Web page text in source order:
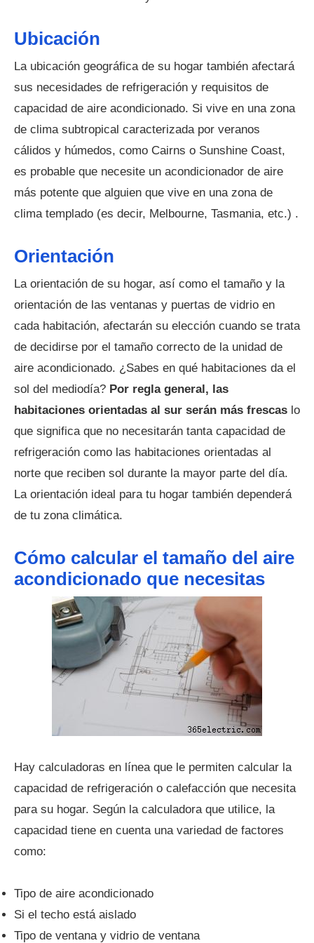
Ubicación
La ubicación geográfica de su hogar también afectará
sus necesidades de refrigeración y requisitos de
capacidad de aire acondicionado. Si vive en una zona
de clima subtropical caracterizada por veranos
cálidos y húmedos, como Cairns o Sunshine Coast,
es probable que necesite un acondicionador de aire
más potente que alguien que vive en una zona de
clima templado (es decir, Melbourne, Tasmania, etc.) .
Orientación
La orientación de su hogar, así como el tamaño y la
orientación de las ventanas y puertas de vidrio en
cada habitación, afectarán su elección cuando se trata
de decidirse por el tamaño correcto de la unidad de
aire acondicionado. ¿Sabes en qué habitaciones da el
sol del mediodía? Por regla general, las
habitaciones orientadas al sur serán más frescas lo
que significa que no necesitarán tanta capacidad de
refrigeración como las habitaciones orientadas al
norte que reciben sol durante la mayor parte del día.
La orientación ideal para tu hogar también dependerá
de tu zona climática.
Cómo calcular el tamaño del aire
acondicionado que necesitas
Hay calculadoras en línea que le permiten calcular la
capacidad de refrigeración o calefacción que necesita
para su hogar. Según la calculadora que utilice, la
capacidad tiene en cuenta una variedad de factores
como:
Tipo de aire acondicionado
Si el techo está aislado
Tipo de ventana y vidrio de ventana